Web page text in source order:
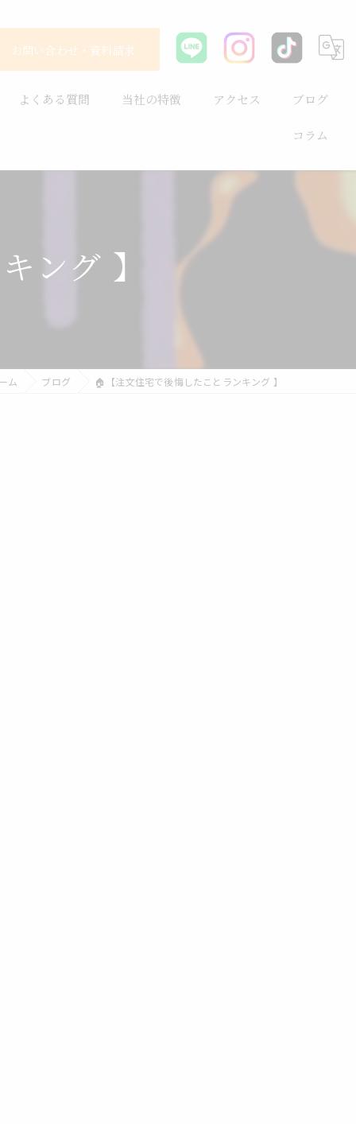
お問い合わせ・資料請求
よくある質問 当社の特徴
健康住宅
アクセス ブログ
コラム
ング 】
ム ブログ 🏠【注文住宅で後悔したことランキング 】